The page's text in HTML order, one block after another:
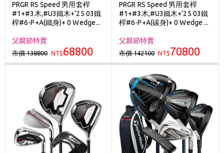
PRGR RS Speed 男用套桿
#1+#3木,#U3鐵木+'25 03鐵
桿#6-P+A(鐵身)+ 0 Wedge...
父親節特賣
市價 138800 NT$68800
PRGR RS Speed 男用套桿
#1+#3木,#U3鐵木+'25 03鐵
桿#6-P+A(碳身)+ 0 Wedge ...
父親節特賣
市價 142100 NT$70800